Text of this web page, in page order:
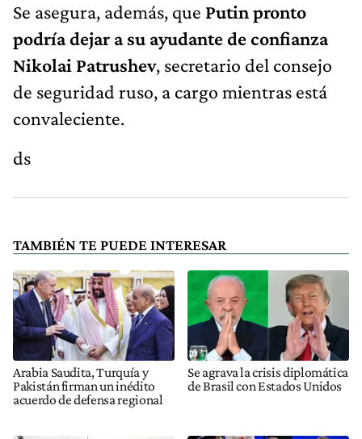
Se asegura, además, que Putin pronto
podría dejar a su ayudante de confianza
Nikolai Patrushev, secretario del consejo
de seguridad ruso, a cargo mientras está
convaleciente.
ds
TAMBIÉN TE PUEDE INTERESAR
Arabia Saudita, Turquía y
Pakistán firman un inédito
acuerdo de defensa regional
Se agrava la crisis diplomática
de Brasil con Estados Unidos